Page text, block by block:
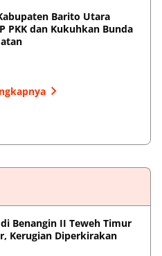
Barito Utara
PKK dan Kukuhkan Bunda
Benangin II Teweh Timur
Kerugian Diperkirakan